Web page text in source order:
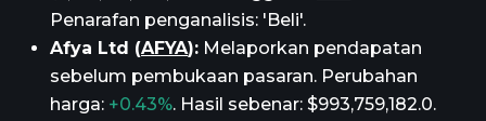
Penarafan penganalisis: 'Beli'.
Afya Ltd (AFYA): Melaporkan pendapatan
sebelum pembukaan pasaran. Perubahan
harga: +0.43%. Hasil sebenar: $993,759,182.0.